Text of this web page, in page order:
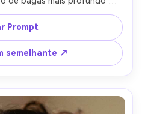
externo de pêssego macio,
não oleoso, maquiagem
iluminação softbox difusa,
enquadramento close-
realista, classificação tonal
AR 4:5
Prompt
semelhante ↗